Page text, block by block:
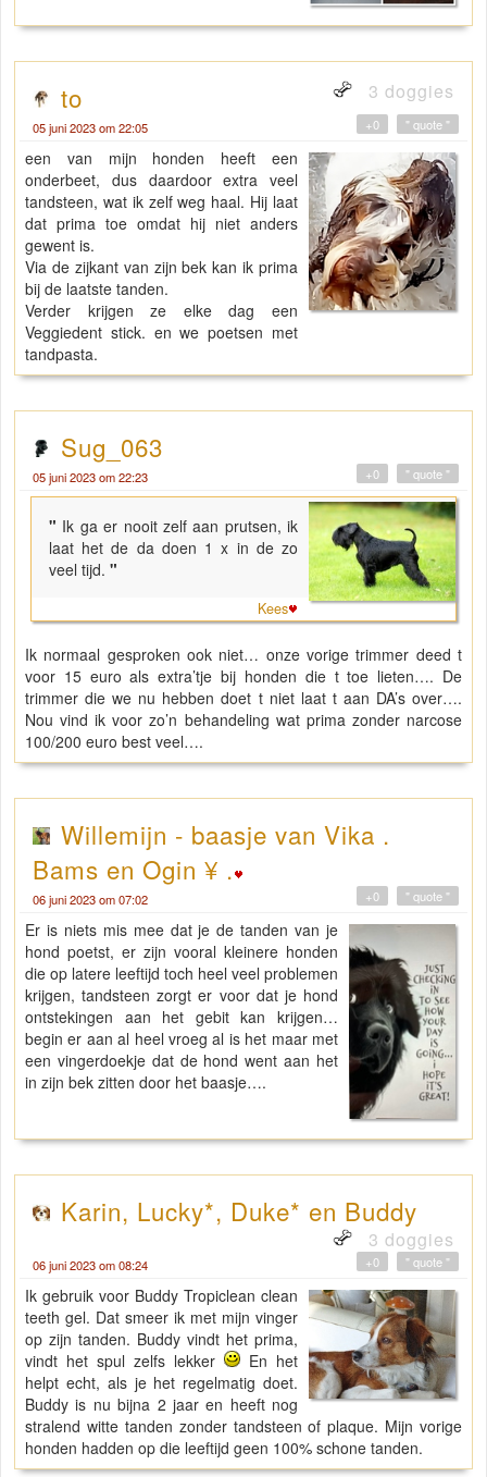
to 3 doggies
05 juni 2023 om 22:05 " quote "
+0
een van mijn honden heeft een
onderbeet, dus daardoor extra veel
tandsteen, wat ik zelf weg haal. Hij laat
dat prima toe omdat hij niet anders
gewent is.
Via de zijkant van zijn bek kan ik prima
bij de laatste tanden.
Verder krijgen ze elke dag een
Veggiedent stick. en we poetsen met
tandpasta.
Sug_063
05 juni 2023 om 22:23 " quote "
+0
" Ik ga er nooit zelf aan prutsen, ik
laat het de da doen 1 x in de zo
veel tijd. "
Kees
Ik normaal gesproken ook niet… onze vorige trimmer deed t
voor 15 euro als extra’tje bij honden die t toe lieten…. De
trimmer die we nu hebben doet t niet laat t aan DA’s over….
Nou vind ik voor zo’n behandeling wat prima zonder narcose
100/200 euro best veel….
Willemijn - baasje van Vika .
Bams en Ogin ¥ .
06 juni 2023 om 07:02 " quote "
+0
Er is niets mis mee dat je de tanden van je
hond poetst, er zijn vooral kleinere honden
die op latere leeftijd toch heel veel problemen
krijgen, tandsteen zorgt er voor dat je hond
ontstekingen aan het gebit kan krijgen…
begin er aan al heel vroeg al is het maar met
een vingerdoekje dat de hond went aan het
in zijn bek zitten door het baasje….
Karin, Lucky*, Duke* en Buddy
3 doggies
06 juni 2023 om 08:24 " quote "
+0
Ik gebruik voor Buddy Tropiclean clean
teeth gel. Dat smeer ik met mijn vinger
op zijn tanden. Buddy vindt het prima,
vindt het spul zelfs lekker
En het
helpt echt, als je het regelmatig doet.
Buddy is nu bijna 2 jaar en heeft nog
stralend witte tanden zonder tandsteen of plaque. Mijn vorige
honden hadden op die leeftijd geen 100% schone tanden.